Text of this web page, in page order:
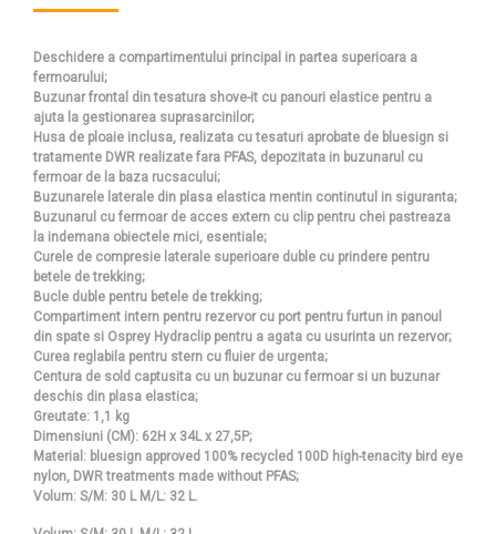
Deschidere a compartimentului principal in partea superioara a
fermoarului;
Buzunar frontal din tesatura shove-it cu panouri elastice pentru a
ajuta la gestionarea suprasarcinilor;
Husa de ploaie inclusa, realizata cu tesaturi aprobate de bluesign si
tratamente DWR realizate fara PFAS, depozitata in buzunarul cu
fermoar de la baza rucsacului;
Buzunarele laterale din plasa elastica mentin continutul in siguranta;
Buzunarul cu fermoar de acces extern cu clip pentru chei pastreaza
la indemana obiectele mici, esentiale;
Curele de compresie laterale superioare duble cu prindere pentru
betele de trekking;
Bucle duble pentru betele de trekking;
Compartiment intern pentru rezervor cu port pentru furtun in panoul
din spate si Osprey Hydraclip pentru a agata cu usurinta un rezervor;
Curea reglabila pentru stern cu fluier de urgenta;
Centura de sold captusita cu un buzunar cu fermoar si un buzunar
deschis din plasa elastica;
Greutate: 1,1 kg
Dimensiuni (CM): 62H x 34L x 27,5P;
Material: bluesign approved 100% recycled 100D high-tenacity bird eye
nylon, DWR treatments made without PFAS;
Volum: S/M: 30 L M/L: 32 L.